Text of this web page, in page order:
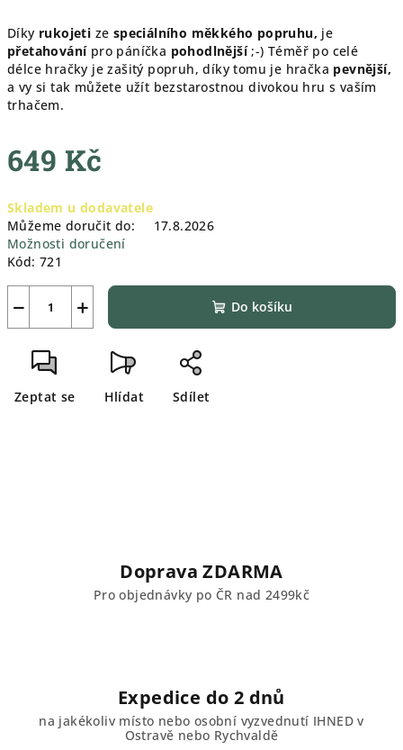
Díky rukojeti ze speciálního měkkého popruhu, je
přetahovánípro páníčka pohodlnější;-) Téměř po celé
délce hračky je zašitý popruh, díky tomu je hračka pevnější,
a vy si tak můžete užít bezstarostnou divokou hru s vaším
trhačem.
649 Kč
cena:
Skladem u dodavatele
Můžeme doručit do:
17.8.2026
Možnosti doručení
Kód: 721
+
− Do košíku
Zeptat se Hlídat Sdílet
Doprava ZDARMA
Pro objednávky po ČR nad 2499kč
Expedice do 2 dnů
na jakékoliv místo nebo osobní vyzvednutí IHNED v
Ostravě nebo Rychvaldě